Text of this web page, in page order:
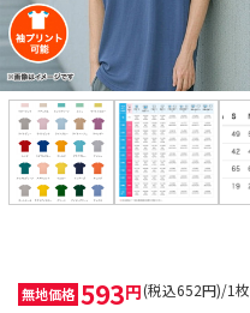
無地価格 593円(税込652円)/1枚